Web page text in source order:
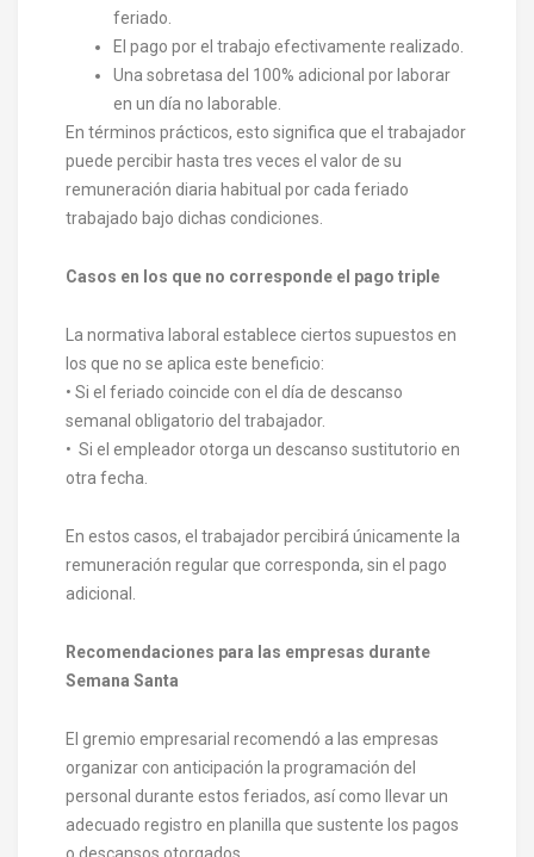
feriado.
El pago por el trabajo efectivamente realizado.
Una sobretasa del 100% adicional por laborar
en un día no laborable.
En términos prácticos, esto significa que el trabajador
puede percibir hasta tres veces el valor de su
remuneración diaria habitual por cada feriado
trabajado bajo dichas condiciones.
Casos en los que no corresponde el pago triple
La normativa laboral establece ciertos supuestos en
los que no se aplica este beneficio:
• Si el feriado coincide con el día de descanso
semanal obligatorio del trabajador.
• Si el empleador otorga un descanso sustitutorio en
otra fecha.
En estos casos, el trabajador percibirá únicamente la
remuneración regular que corresponda, sin el pago
adicional.
Recomendaciones para las empresas durante
Semana Santa
El gremio empresarial recomendó a las empresas
organizar con anticipación la programación del
personal durante estos feriados, así como llevar un
adecuado registro en planilla que sustente los pagos
o descansos otorgados.